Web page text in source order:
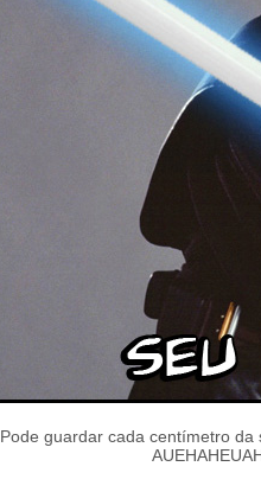
Pode guardar cada centímetro da